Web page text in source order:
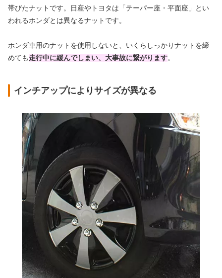
帯びたナットです。日産やトヨタは「テーパー座・平面座」とい
われるホンダとは異なるナットです。
ホンダ車用のナットを使用しないと、いくらしっかりナットを締
めても 走行中に緩んでしまい、大事故に繋がります。
インチアップによりサイズが異なる